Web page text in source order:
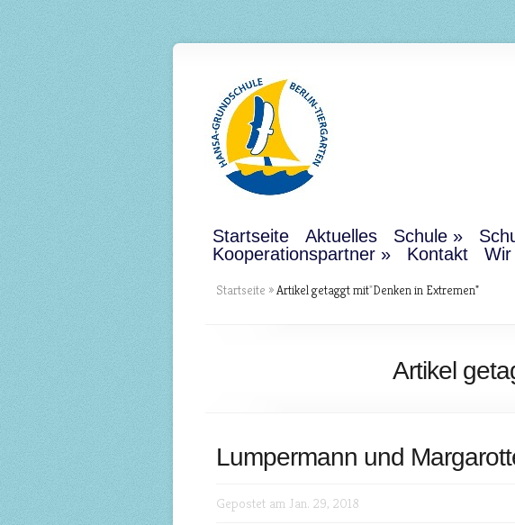
Startseite Aktuelles Schule
Kooperationspartner
Kontakt Wir
Startseite »Artikel getaggt mit"Denken in Extremen"
Artikel
Lumpermann und
Gepostet am Jan. 29, 2018